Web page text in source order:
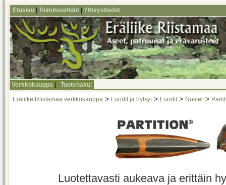
Etusivu Toimitusehdot Yhteystiedot
Verkkokauppa Tuotehaku:
Eräliike Riistamaa verkkokauppa > Luodit ja hylsyt > Luodit > Nosler >
Luotettavasti aukeava ja erittäin